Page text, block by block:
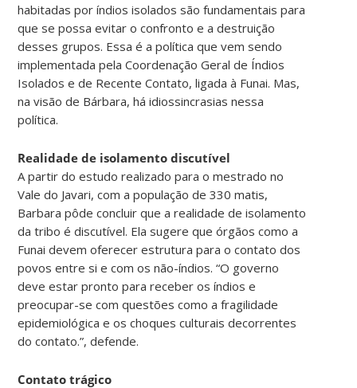
habitadas por índios isolados são fundamentais para
que se possa evitar o confronto e a destruição
desses grupos. Essa é a política que vem sendo
implementada pela Coordenação Geral de Índios
Isolados e de Recente Contato, ligada à Funai. Mas,
na visão de Bárbara, há idiossincrasias nessa
política.
Realidade de isolamento discutível
A partir do estudo realizado para o mestrado no
Vale do Javari, com a população de 330 matis,
Barbara pôde concluir que a realidade de isolamento
da tribo é discutível. Ela sugere que órgãos como a
Funai devem oferecer estrutura para o contato dos
povos entre si e com os não-índios. “O governo
deve estar pronto para receber os índios e
preocupar-se com questões como a fragilidade
epidemiológica e os choques culturais decorrentes
do contato.”, defende.
Contato trágico